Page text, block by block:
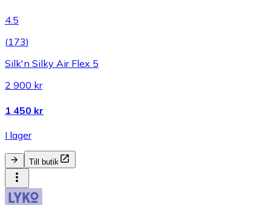
4.5
(173)
Silk'n Silky Air Flex 5
2 900 kr
1 450 kr
I lager
Till butik